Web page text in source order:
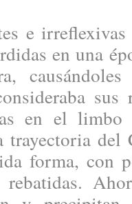
e irreflexivas
en una
sus
en el
trayectoria
forma, con
rebatidas.